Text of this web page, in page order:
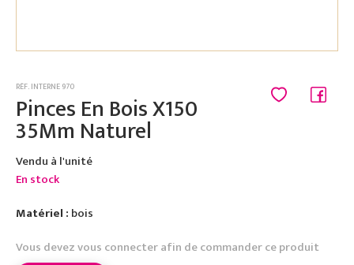
RÉF. INTERNE 970
Pinces En Bois X150
35Mm Naturel
Vendu à l'unité
En stock
Matériel : bois
Vous devez vous connecter afin de commander ce produit